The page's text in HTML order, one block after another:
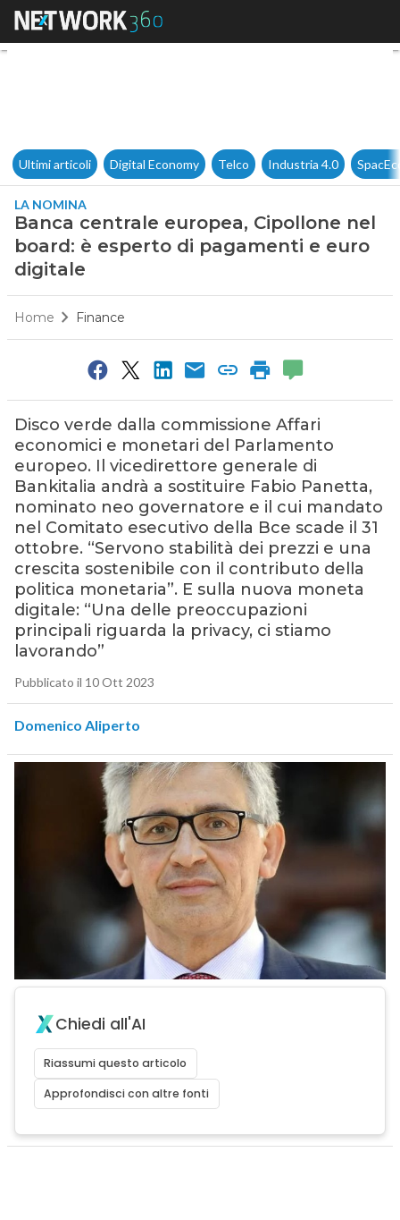
Banca centrale europea,
Ultimi articoli Digital Economy Telco Industria 4.0
LA NOMINA
Banca centrale europea, Cipollone nel
board: è esperto di pagamenti e euro
digitale
Home Finance
Disco verde dalla commissione Affari
economici e monetari del Parlamento
europeo. Il vicedirettore generale di
Bankitalia andrà a sostituire Fabio Panetta,
nominato neo governatore e il cui mandato
nel Comitato esecutivo della Bce scade il 31
ottobre. “Servono stabilità dei prezzi e una
crescita sostenibile con il contributo della
politica monetaria”. E sulla nuova moneta
digitale: “Una delle preoccupazioni
principali riguarda la privacy, ci stiamo
lavorando”
Pubblicato il 10 Ott 2023
Domenico Aliperto
Chiedi all'AI
Riassumi questo articolo
Approfondisci con altre fonti